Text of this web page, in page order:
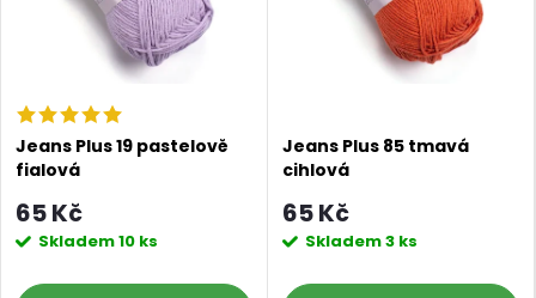
Jeans Plus 19 pastelově
fialová
65 Kč
Skladem10 ks
Jeans Plus 85 tmavá
cihlová
65 Kč
Skladem3 ks